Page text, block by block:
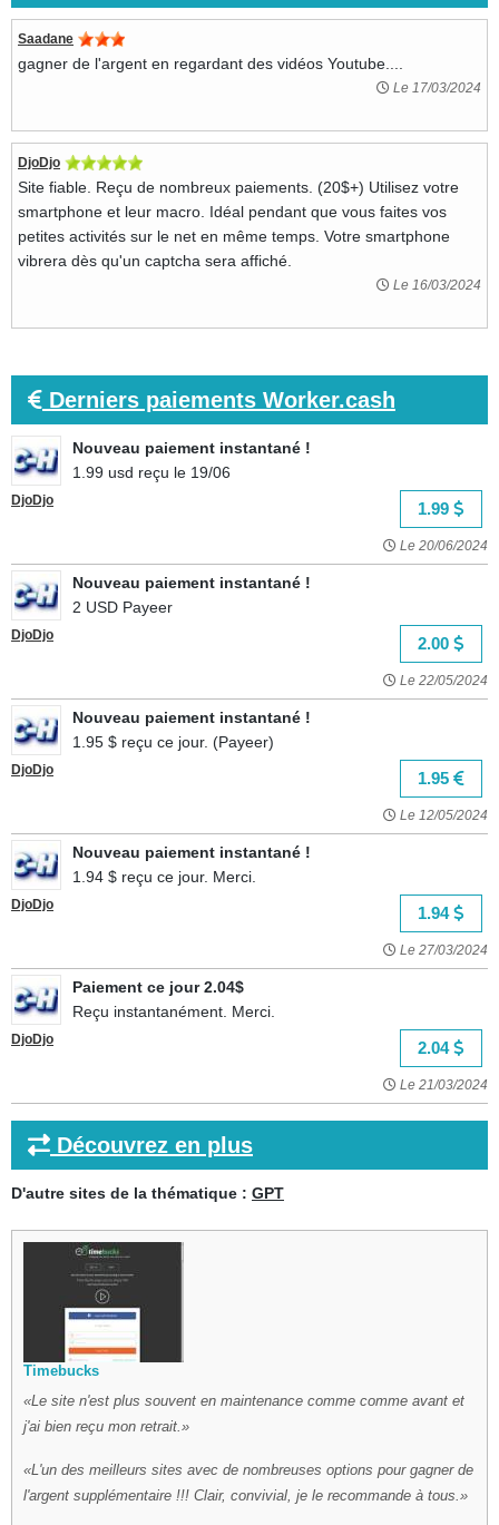
Saadane
gagner de l'argent en regardant des vidéos Youtube....
Le 17/03/2024
DjoDjo
Site fiable. Reçu de nombreux paiements. (20$+) Utilisez votre
smartphone et leur macro. Idéal pendant que vous faites vos
petites activités sur le net en même temps. Votre smartphone
vibrera dès qu'un captcha sera affiché.
Le 16/03/2024
Derniers paiements Worker.cash
DjoDjo
Nouveau paiement instantané !
1.99 usd reçu le 19/06
1.99
Le 20/06/2024
DjoDjo
Nouveau paiement instantané !
2 USD Payeer
2.00
Le 22/05/2024
DjoDjo
Nouveau paiement instantané !
1.95 $ reçu ce jour. (Payeer)
1.95
Le 12/05/2024
DjoDjo
Nouveau paiement instantané !
1.94 $ reçu ce jour. Merci.
1.94
Le 27/03/2024
DjoDjo
Paiement ce jour 2.04$
Reçu instantanément. Merci.
2.04
Le 21/03/2024
Découvrez en plus
D'autre sites de la thématique : GPT
Timebucks
Le site n'est plus souvent en maintenance comme comme avant et
j'ai bien reçu mon retrait.
L'un des meilleurs sites avec de nombreuses options pour gagner de
l'argent supplémentaire !!! Clair, convivial, je le recommande à tous.